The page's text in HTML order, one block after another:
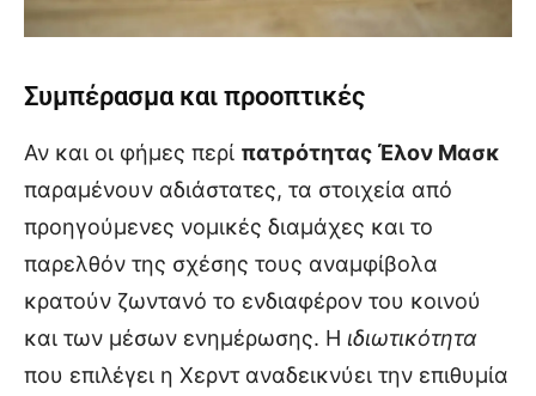
Συμπέρασμα και προοπτικές
Αν και οι φήμες περί πατρότητας Έλον Μασκ
παραμένουν αδιάστατες, τα στοιχεία από
προηγούμενες νομικές διαμάχες και το
παρελθόν της σχέσης τους αναμφίβολα
κρατούν ζωντανό το ενδιαφέρον του κοινού
και των μέσων ενημέρωσης. Η ιδιωτικότητα
που επιλέγει η Χερντ αναδεικνύει την επιθυμία